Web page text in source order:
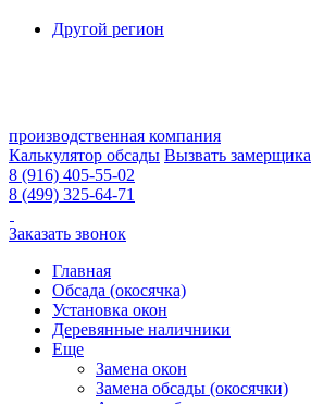
Другой регион
производственная компания
Калькулятор обсады Вызвать замерщика
8 (916) 405-55-02
8 (499) 325-64-71
Заказать звонок
Главная
Обсада (окосячка)
Установка окон
Деревянные наличники
Еще
Замена окон
Замена обсады (окосячки)